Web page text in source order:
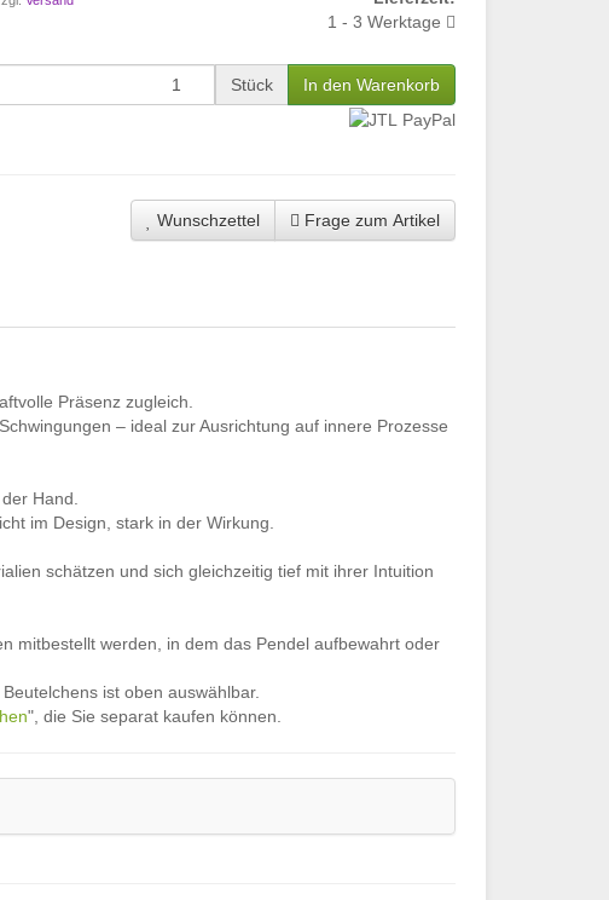
1 - 3 Werktage
Stück In den Warenkorb
Wunschzettel Frage zum Artikel
Präsenz zugleich.
– ideal zur Ausrichtung auf innere Prozesse
Hand.
im Design, stark in der Wirkung.
schätzen und sich gleichzeitig tief mit ihrer Intuition
mitbestellt werden, in dem das Pendel aufbewahrt oder
ist oben auswählbar.
", die Sie separat kaufen können.